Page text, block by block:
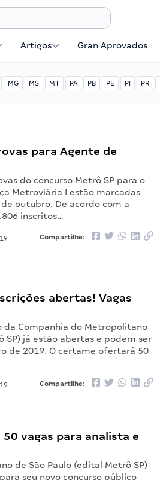
Artigos Gran Aprovados
MG MS MT PA PB PE PI PR
para Agente de
do concurso Metrô SP para o
Metroviária I estão marcadas
outubro. De acordo com a
inscritos…
Compartilhe:
abertas! Vagas
da Companhia do Metropolitano
SP) já estão abertas e podem ser
de 2019. O certame ofertará 50
Compartilhe:
vagas para analista e
de São Paulo (edital Metrô SP)
seu novo concurso público